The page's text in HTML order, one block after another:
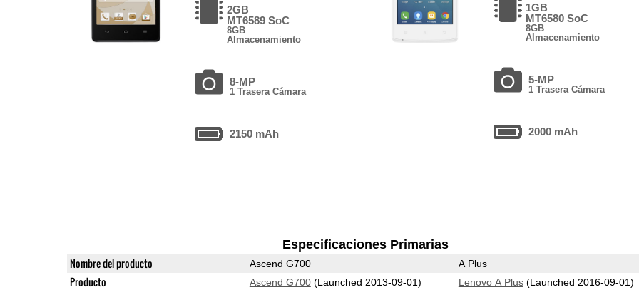
2GB
MT6589 SoC
8GB
Almacenamiento
8-MP
1 Trasera Cámara
2150 mAh
1GB
MT6580 SoC
8GB
Almacenamiento
5-MP
1 Trasera Cámara
2000 mAh
Especificaciones Primarias
Nombre del producto Ascend G700 A Plus
Producto Ascend G700(Launched 2013-09-01) Lenovo A Plus(Launched 2016-09-01)